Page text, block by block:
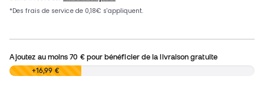
Ajoutez au moins70 €pour bénéficier de la livraison gratuite
0,00 € +16,99 €